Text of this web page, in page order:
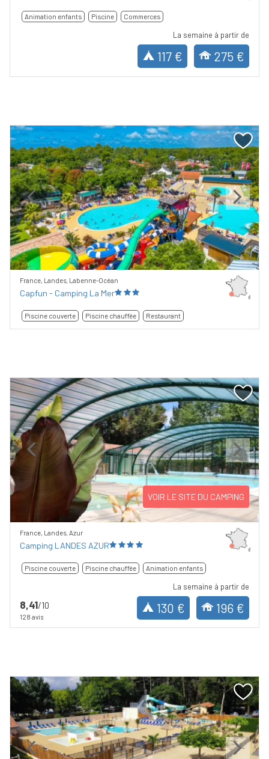
Animation enfants Piscine Commerces
La semaine à partir de
117 € 275 €
Previous Next
France, Landes, Labenne-Océan
Capfun - Camping La Mer
Piscine couverte Piscine chauffée Restaurant
Previous Next
VOIR LE SITE DU CAMPING
France, Landes, Azur
Camping LANDES AZUR
Piscine couverte Piscine chauffée Animation enfants
8,41/10
128 avis
La semaine à partir de
130 € 196 €